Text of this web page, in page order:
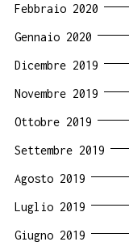
Febbraio 2020
Gennaio 2020
Dicembre 2019
Novembre 2019
Ottobre 2019
Settembre 2019
Agosto 2019
Luglio 2019
Giugno 2019